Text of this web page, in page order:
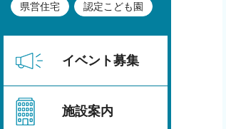
県営住宅 認定こども園
イベント募集
施設案内